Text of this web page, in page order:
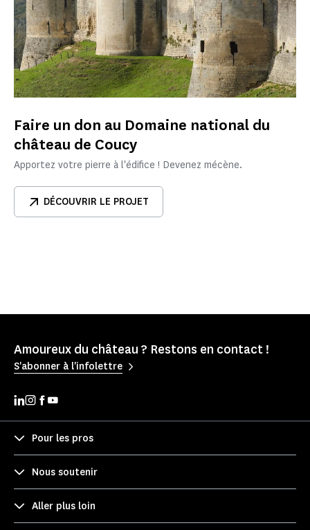
Faire un don au Domaine national du
château de Coucy
Apportez votre pierre à l'édifice ! Devenez mécène.
DÉCOUVRIR LE PROJET
Amoureux du château ? Restons en contact !
S'abonner à l'infolettre
Pour les pros
Nous soutenir
Aller plus loin